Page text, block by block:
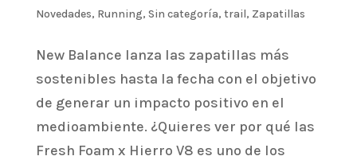
Novedades, Running, Sin categoría, trail, Zapatillas
New Balance lanza las zapatillas más
sostenibles hasta la fecha con el objetivo
de generar un impacto positivo en el
medioambiente. ¿Quieres ver por qué las
Fresh Foam x Hierro V8 es uno de los